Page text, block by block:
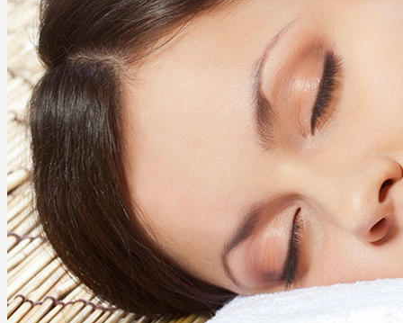
Čokoládová masáž
Reflexná masáž chodidiel
Masáž lávovými kameňmi
Lymfodrenážna masáž
Prístrojová lymfodrenáž
Anticelulitídová masáž
Ostatné masáže
Tejpovanie (taping, kineziotaping)
Maderoterapia
Terapia rázovou vlnou
KOZMETIKA
3D mihalnice
IPL procedúry
Exilis - Telo
Exilis - Tvár
O NÁS